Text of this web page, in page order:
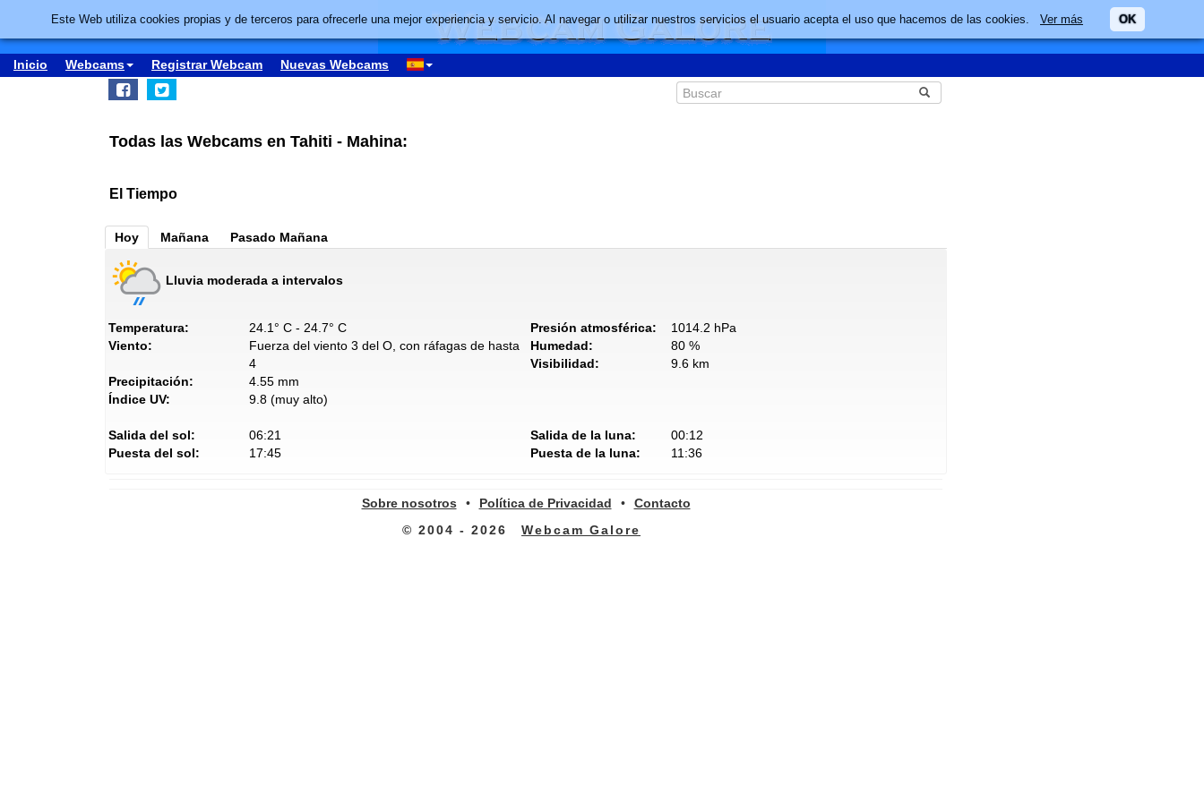
Inicio Webcams Registrar Webcam Nuevas Webcams
Todas las Webcams en Tahiti - Mahina:
El Tiempo
Hoy Mañana Pasado Mañana
Lluvia moderada a intervalos
Temperatura:
24.1° C - 24.7° C
Viento:
Fuerza del viento 3 del O, con ráfagas de hasta
4
Precipitación:
4.55 mm
Índice UV:
9.8 (muy alto)
Presión atmosférica:
1014.2 hPa
Humedad:
80 %
Visibilidad:
9.6 km
Salida del sol:
06:21
Puesta del sol:
17:45
Salida de la luna:
00:12
Puesta de la luna:
11:36
Sobre nosotros • Política de Privacidad •
Contacto
© 2004 - 2026
Webcam Galore
Este Web utiliza cookies propias y de terceros para ofrecerle una mejor experiencia y servicio. Al navegar o utilizar nuestros servicios el usuario acepta el uso que hacemos de las cookies. Ver más OK